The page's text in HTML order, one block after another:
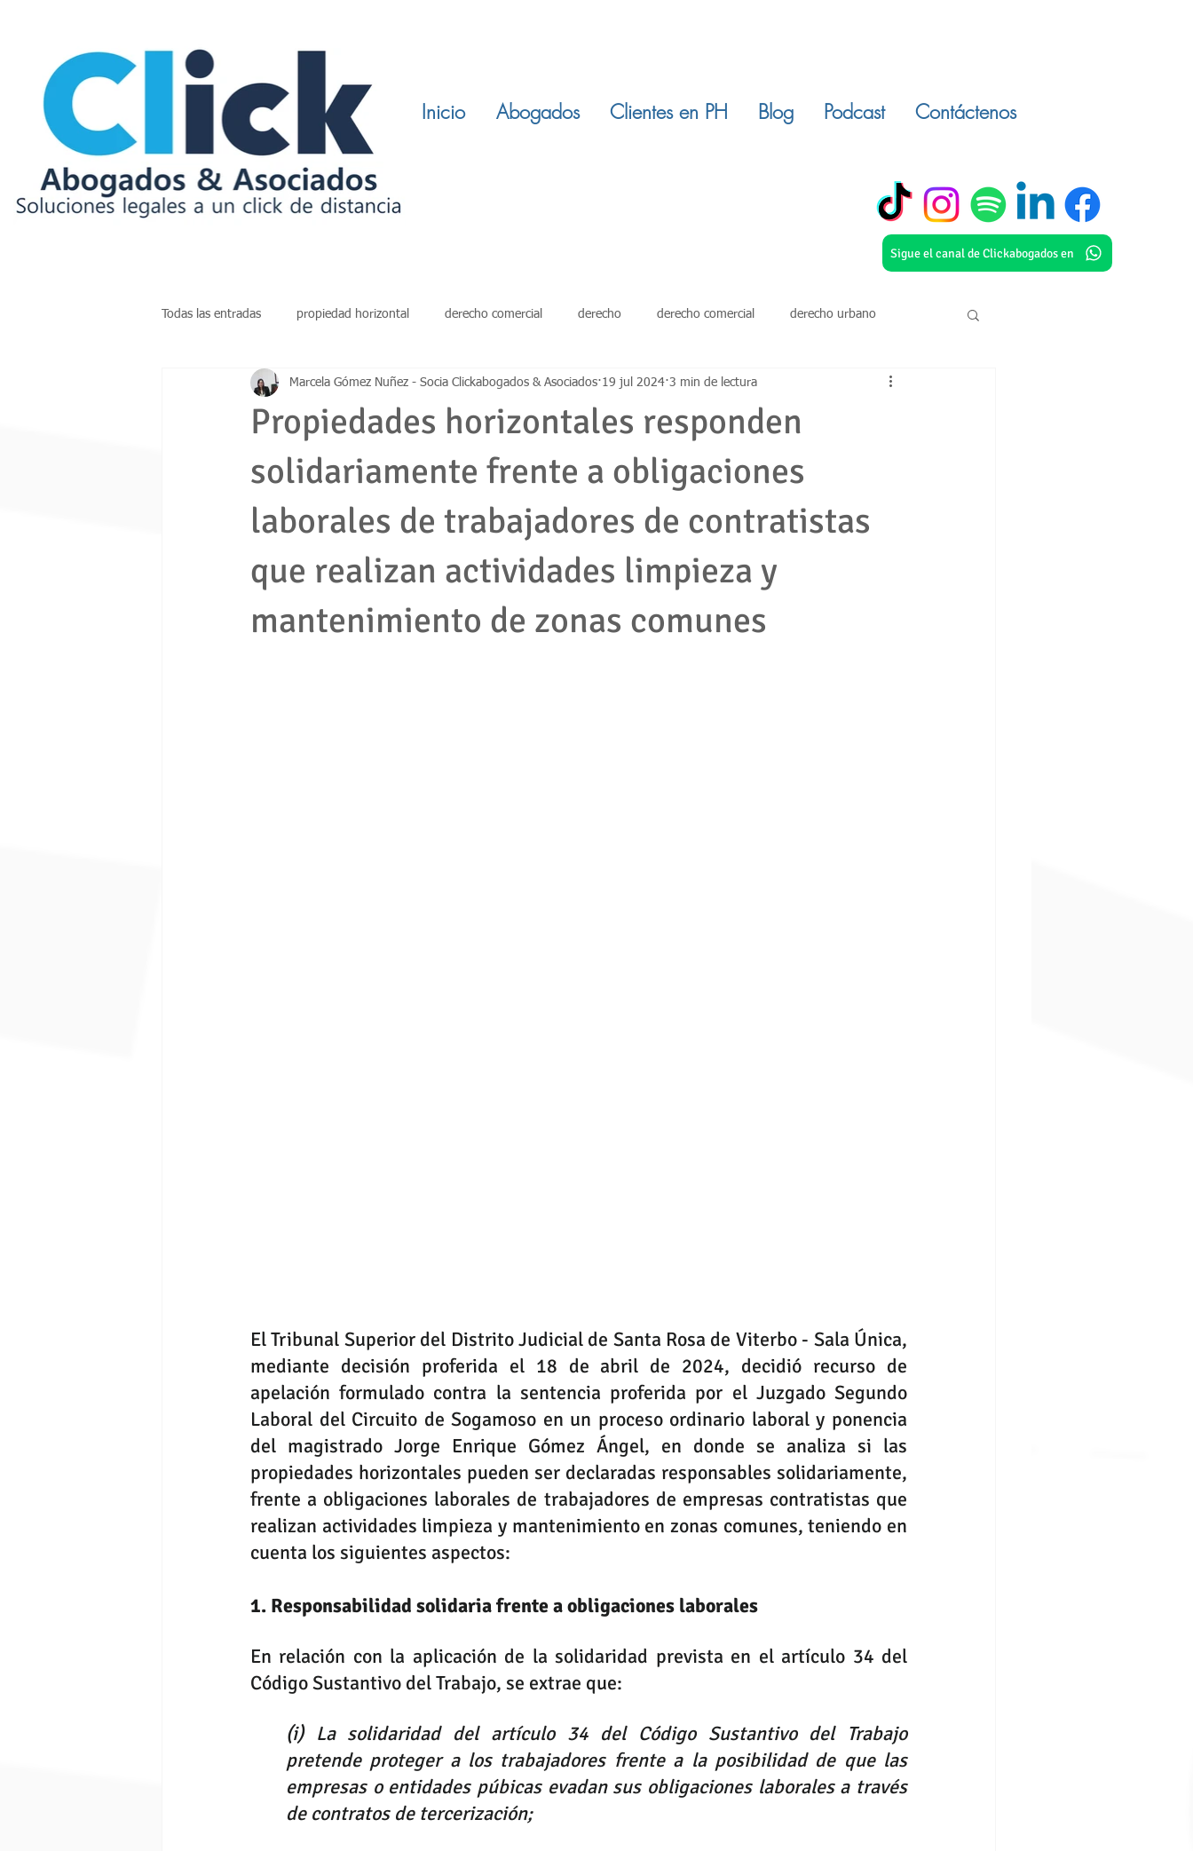
Inicio Abogados Clientes en PH Blog Podcast Contáctenos
Sigue el canal de Clickabogados en
Todas las entradas propiedad horizontal derecho comercial derecho derecho comercial derecho urbano
insolvencia deudas arrendamientos restitucion inmuebles ley 820 de 2003 inmuebles
economia solidaria fondo de empleados cooperativas
Ley 1480 de 2011 ley 675 de 2001 empresas accion de tutela pymes derecho laboral Derecho penal
Propiedades horizontales responden
solidariamente frente a obligaciones
laborales de trabajadores de contratistas
que realizan actividades limpieza y
mantenimiento de zonas comunes
Marcela Gómez Nuñez - Socia Clickabogados & Asociados 19 jul 2024 3 min de lectura
El Tribunal Superior del Distrito Judicial de Santa Rosa de Viterbo - Sala Única,
mediante decisión proferida el 18 de abril de 2024, decidió recurso de
apelación formulado contra la sentencia proferida por el Juzgado Segundo
Laboral del Circuito de Sogamoso en un proceso ordinario laboral y ponencia
del magistrado Jorge Enrique Gómez Ángel, en donde se analiza si las
propiedades horizontales pueden ser declaradas responsables solidariamente,
frente a obligaciones laborales de trabajadores de empresas contratistas que
realizan actividades limpieza y mantenimiento en zonas comunes, teniendo en
cuenta los siguientes aspectos:
1. Responsabilidad solidaria frente a obligaciones laborales
En relación con la aplicación de la solidaridad prevista en el artículo 34 del
Código Sustantivo del Trabajo, se extrae que:
(i) La solidaridad del artículo 34 del Código Sustantivo del Trabajo
pretende proteger a los trabajadores frente a la posibilidad de que las
empresas o entidades púbicas evadan sus obligaciones laborales a través
de contratos de tercerización;